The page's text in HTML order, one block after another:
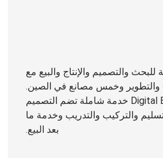
للبحث والتصميم والإنتاج والبيع مع
وخمس مصانع في الصين.
توفر Digital Eagle Group خدمة شاملة تضم التصميم
والتركيب والتدريب وخدمة ما
بعد البيع.